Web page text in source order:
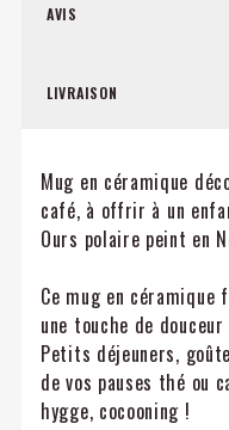
AVIS
LIVRAISON
Mug en céramique
café, à offrir à un
Ours polaire peint en
Ce mug en céramique
une touche de
Petits déjeuners,
de vos pauses thé ou
hygge, cocooning !